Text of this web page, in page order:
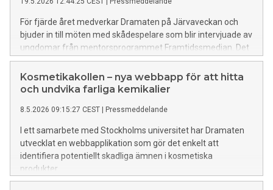
För fjärde året medverkar Dramaten på Järvaveckan och
bjuder in till möten med skådespelare som blir intervjuade av
ungdomar från mentorsprogrammet Framtidssmedjan. Det
blir teatermaterialpyssel, fotovägg med hattprovning och
mjukglass med guldströssel. På huvudscen visas den
prisbelönta dansföreställningen Avig.
Kosmetikakollen – nya webbapp för att hitta
och undvika farliga kemikalier
8.5.2026 09:15:27 CEST | Pressmeddelande
I ett samarbete med Stockholms universitet har Dramaten
utvecklat en webbapplikation som gör det enkelt att
identifiera potentiellt skadliga ämnen i kosmetiska
produkter.